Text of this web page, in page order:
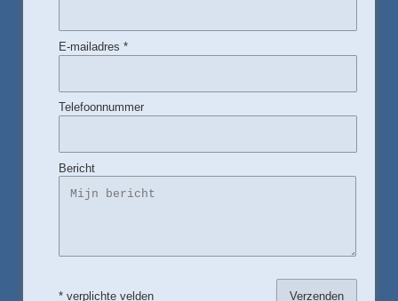
E-mailadres *
Telefoonnummer
Bericht
* verplichte velden